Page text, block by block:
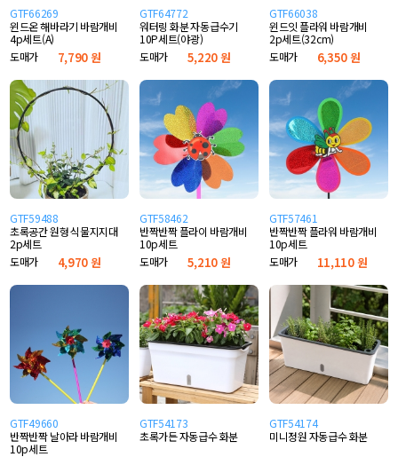
GTF66269
윈드온 해바라기 바람개비
4p세트(A)
도매가
7,790 원
GTF64772
워터링 화분 자동급수기
10P세트(야광)
도매가
5,220 원
GTF66038
윈드잇 플라워 바람개비
2p세트(32cm)
도매가
6,350 원
GTF59488
초록공간 원형 식물지지대
2p세트
도매가
4,970 원
GTF58462
반짝반짝 플라이 바람개비
10p세트
도매가
5,210 원
GTF57461
반짝반짝 플라워 바람개비
10p세트
도매가
11,110 원
GTF49660
반짝반짝 날아라 바람개비
10p세트
GTF54173
초록가든 자동급수 화분
GTF54174
미니정원 자동급수 화분